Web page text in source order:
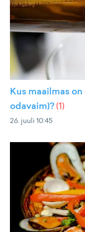
Kus maailmas
odavaim)?(1)
26. juuli 10:45